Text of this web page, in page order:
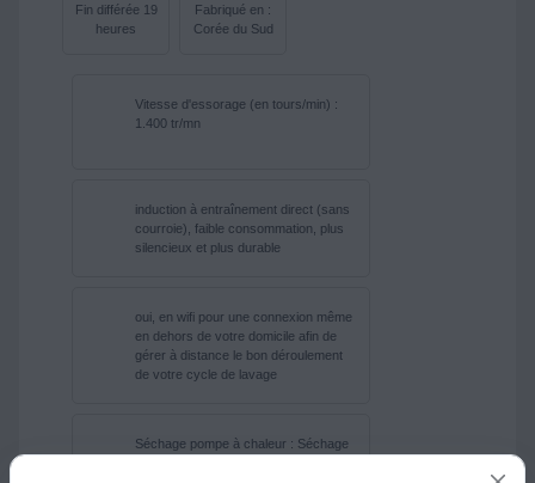
Fin différée 19
heures
Fabriqué en :
Corée du Sud
Vitesse d'essorage (en tours/min) :
1.400 tr/mn
induction à entraînement direct (sans
courroie), faible consommation, plus
silencieux et plus durable
oui, en wifi pour une connexion même
en dehors de votre domicile afin de
gérer à distance le bon déroulement
de votre cycle de lavage
Séchage pompe à chaleur : Séchage